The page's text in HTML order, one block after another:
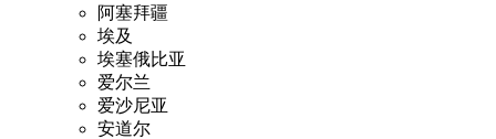
阿塞拜疆
埃及
埃塞俄比亚
爱尔兰
爱沙尼亚
安道尔